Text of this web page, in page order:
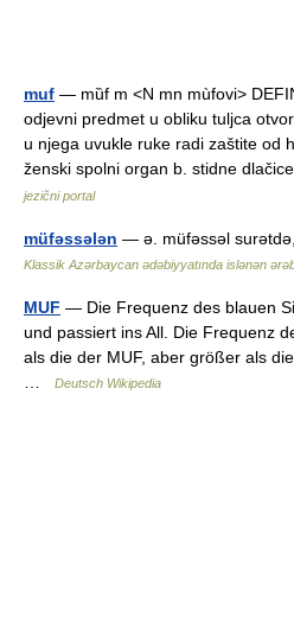
muf — mȕf m <N mn mùfovi>
odjevni predmet u obliku tuljca
u njega uvukle ruke radi zaštite od
ženski spolni organ b. stidne
jezični portal
müfəssələn — ə. müfəssəl
Klassik Azərbaycan ədəbiyyatında islənən
MUF — Die Frequenz des blauen
und passiert ins All. Die Frequenz
als die der MUF, aber größer als
Deutsch Wikipedia